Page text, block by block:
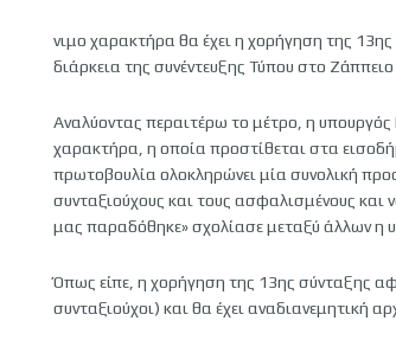
νιμο χαρακτήρα θα έχει η χορήγηση της
διάρκεια της συνέντευξης Τύπου στο
Αναλύοντας περαιτέρω το μέτρο, η
χαρακτήρα, η οποία προστίθεται στα
πρωτοβουλία ολοκληρώνει μία συνολική
συνταξιούχους και τους ασφαλισμένους
μας παραδόθηκε» σχολίασε μεταξύ άλλων η
Όπως είπε, η χορήγηση της 13ης σύνταξης
συνταξιούχοι) και θα έχει αναδιανεμητική